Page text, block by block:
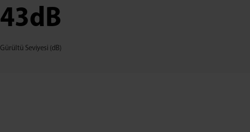
43dB
Gürültü Seviyesi (dB)